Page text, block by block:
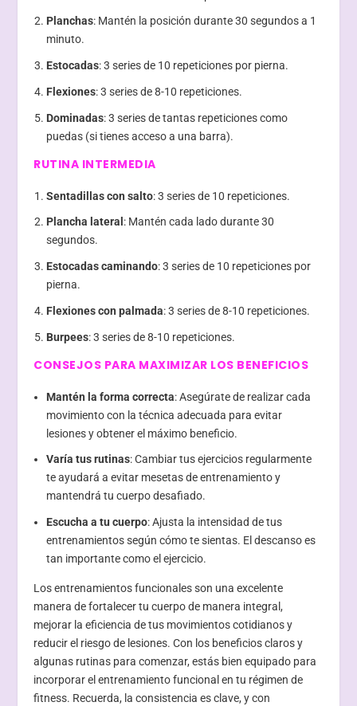
Planchas: Mantén la posición durante 30 segundos a 1
minuto.
Estocadas: 3 series de 10 repeticiones por pierna.
Flexiones: 3 series de 8-10 repeticiones.
Dominadas: 3 series de tantas repeticiones como
puedas (si tienes acceso a una barra).
RUTINA INTERMEDIA
Sentadillas con salto: 3 series de 10 repeticiones.
Plancha lateral : Mantén cada lado durante 30
segundos.
Estocadas caminando: 3 series de 10 repeticiones por
pierna.
Flexiones con palmada: 3 series de 8-10 repeticiones.
Burpees: 3 series de 8-10 repeticiones.
CONSEJOS PARA MAXIMIZAR LOS BENEFICIOS
Mantén la forma correcta: Asegúrate de realizar cada
movimiento con la técnica adecuada para evitar
lesiones y obtener el máximo beneficio.
Varía tus rutinas: Cambiar tus ejercicios regularmente
te ayudará a evitar mesetas de entrenamiento y
mantendrá tu cuerpo desafiado.
Escucha a tu cuerpo: Ajusta la intensidad de tus
entrenamientos según cómo te sientas. El descanso es
tan importante como el ejercicio.
Los entrenamientos funcionales son una excelente
manera de fortalecer tu cuerpo de manera integral,
mejorar la eficiencia de tus movimientos cotidianos y
reducir el riesgo de lesiones. Con los beneficios claros y
algunas rutinas para comenzar, estás bien equipado para
incorporar el entrenamiento funcional en tu régimen de
fitness. Recuerda, la consistencia es clave, y con